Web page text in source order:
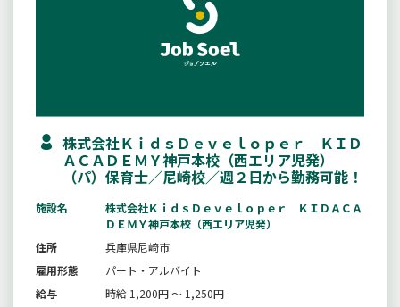
株式会社ＫｉｄｓＤｅｖｅｌｏｐｅｒ ＫＩＤ
ＡＣＡＤＥＭＹ神戸本校（西エリア児発）
（パ）保育士／尼崎校／週２日から勤務可能！
施設名
株式会社ＫｉｄｓＤｅｖｅｌｏｐｅｒ ＫＩＤＡＣＡ
ＤＥＭＹ神戸本校（西エリア児発）
住所
兵庫県尼崎市
雇用形態
パート・アルバイト
給与
時給 1,200円 ～ 1,250円